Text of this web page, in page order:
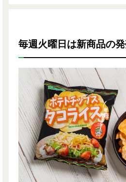
毎週火曜日は新商品の